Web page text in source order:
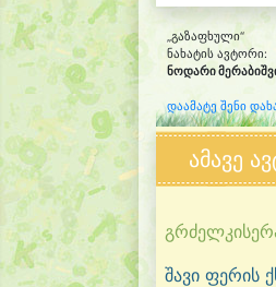
„გაზაფხული“
ნახატის ავტორი:
ნოდარი
დაამატე შენი
ამავე
შავი ფერის